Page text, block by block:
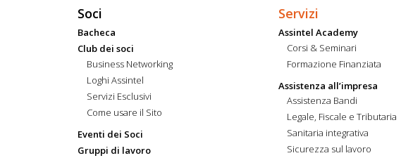
Soci
Bacheca
Club dei soci
Business Networking
Loghi Assintel
Servizi Esclusivi
Come usare il Sito
Eventi dei Soci
Gruppi di lavoro
Servizi
Assintel Academy
Corsi & Seminari
Formazione Finanziata
Assistenza all’impresa
Assistenza Bandi
Legale, Fiscale e Tributaria
Sanitaria integrativa
Sicurezza sul lavoro